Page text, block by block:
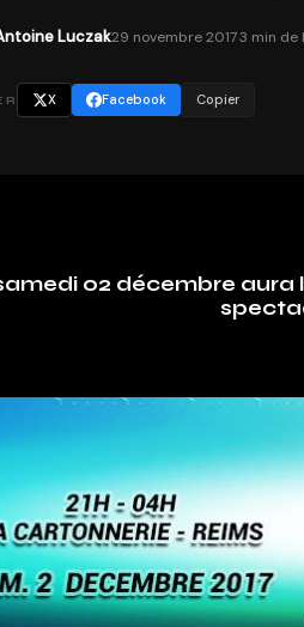
Luczak29 novembre 20173 min de
X Facebook Copier
02 décembre aura